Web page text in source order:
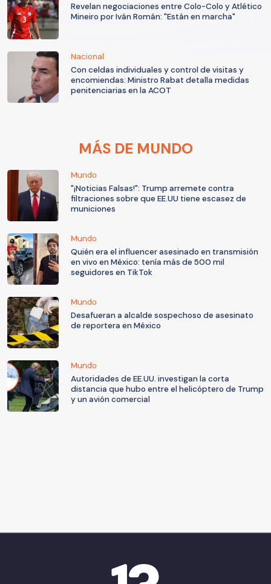
Revelan negociaciones entre Colo-Colo y Atlético
Mineiro por Iván Román: "Están en marcha"
Nacional
Con celdas individuales y control de visitas y
encomiendas: Ministro Rabat detalla medidas
penitenciarias en la ACOT
MÁS DE MUNDO
Mundo
"¡Noticias Falsas!": Trump arremete contra
filtraciones sobre que EE.UU tiene escasez de
municiones
Mundo
Quién era el influencer asesinado en transmisión
en vivo en México: tenía más de 500 mil
seguidores en TikTok
Mundo
Desafueran a alcalde sospechoso de asesinato
de reportera en México
Mundo
Autoridades de EE.UU. investigan la corta
distancia que hubo entre el helicóptero de Trump
y un avión comercial